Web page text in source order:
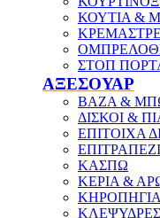
ΚΟΥΤΙΑ &
ΣΤΟΠ
ΑΞΕΣΟΥΑΡ
ΒΑΖΑ &
ΔΙΣΚΟΙ &
ΕΠΙΤΟΙΧΑ
ΚΑΣΠΩ
ΚΕΡΙΑ &
ΚΛΕΨΥΔΡΕΣ